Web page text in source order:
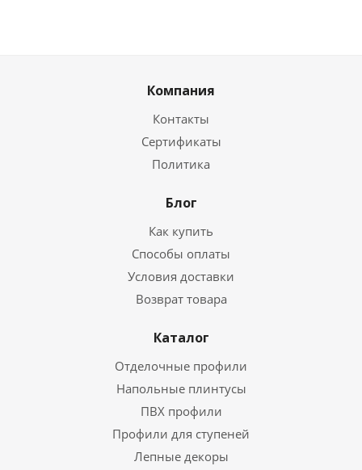
Компания
Контакты
Сертификаты
Политика
Блог
Как купить
Способы оплаты
Условия доставки
Возврат товара
Каталог
Отделочные профили
Напольные плинтусы
ПВХ профили
Профили для ступеней
Лепные декоры